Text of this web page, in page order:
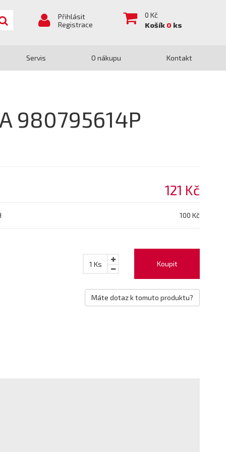
Přihlásit
Registrace
0 Kč
Košík 0 ks
Servis O nákupu Kontakt
980795614P
121 Kč
100 Kč
Koupit
1 Ks
Máte dotaz k tomuto produktu?